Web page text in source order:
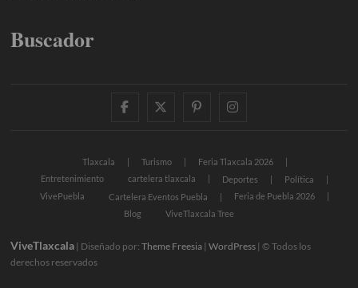
Buscador
facebooktwitter
pinterestinstagram
Tlaxcala Turismo
Feria Tlaxcala 2026
Entretenimiento
cartelera tlaxcala Deportes
Política
VivePuebla
Cartelera Eventos Puebla
Feria de Puebla 2026
Blog
ViveTlaxcala Tree
ViveTlaxcala | Diseñado por:Theme Freesia |WordPress | © Todos los
derechos reservados